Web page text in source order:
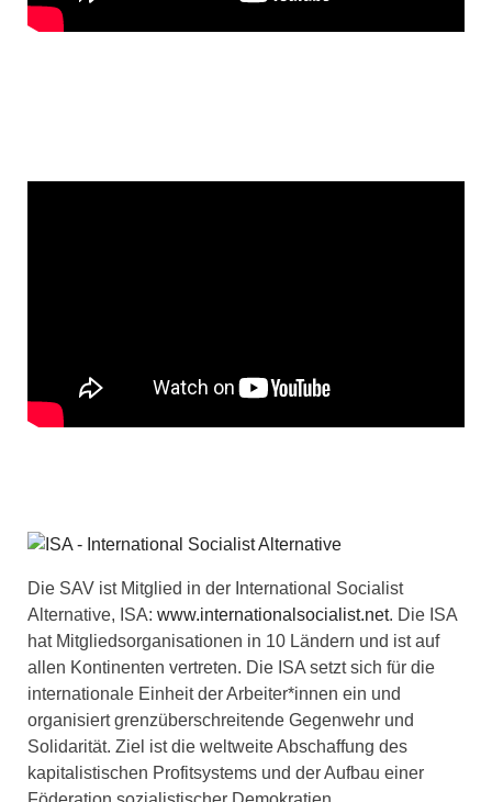
Die SAV ist Mitglied in der International Socialist
Alternative, ISA: www.internationalsocialist.net. Die ISA
hat Mitgliedsorganisationen in 10 Ländern und ist auf
allen Kontinenten vertreten. Die ISA setzt sich für die
internationale Einheit der Arbeiter*innen ein und
organisiert grenzüberschreitende Gegenwehr und
Solidarität. Ziel ist die weltweite Abschaffung des
kapitalistischen Profitsystems und der Aufbau einer